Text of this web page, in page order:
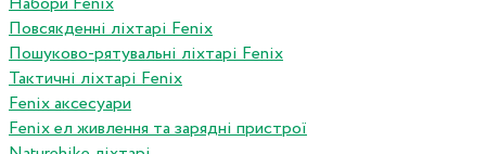
Повсякденні ліхтарі Fenix
Пошуково-рятувальні ліхтарі Fenix
Тактичні ліхтарі Fenix
Fenix аксесуари
Fenix ел живлення та зарядні пристрої